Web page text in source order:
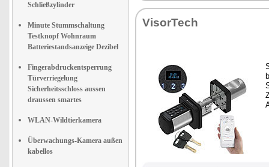
Schließzylinder
Minute Stummschaltung
Testknopf Wohnraum
Batteriestandsanzeige Dezibel
Fingerabdruckentsperrung
Türverriegelung
Sicherheitsschloss aussen
draussen smartes
WLAN-Wildtierkamera
Überwachungs-Kamera außen
kabellos
VisorTech